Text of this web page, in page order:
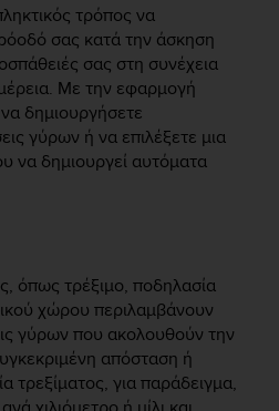
τρόπος να
σας κατά την άσκηση
σας στη συνέχεια
Με την εφαρμογή
δημιουργήσετε
γύρων ή να επιλέξετε μια
να δημιουργεί αυτόματα
όπως τρέξιμο, ποδηλασία
χώρου περιλαμβάνουν
γύρων που ακολουθούν την
απόσταση ή
τρεξίματος, για παράδειγμα,